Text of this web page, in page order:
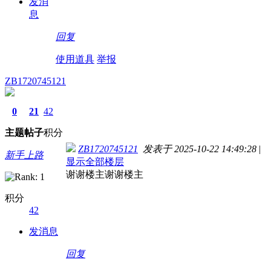
息
回复
使用道具 举报
ZB1720745121
0
主题
21
帖子
42
积分
新手上路
积分
42
发消息
ZB1720745121 发表于 2025-10-22 14:49:28 |
显示全部楼层
谢谢楼主谢谢楼主
回复